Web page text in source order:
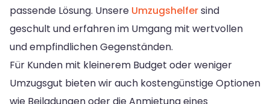
passende Lösung. Unsere Umzugshelfersind
geschult und erfahren im Umgang mit wertvollen
und empfindlichen Gegenständen.
Für Kunden mit kleinerem Budget oder weniger
Umzugsgut bieten wir auch kostengünstige Optionen
wie Beiladungen oder die Anmietung eines